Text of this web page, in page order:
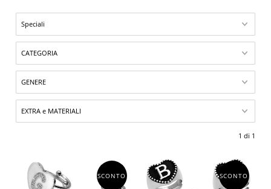
1 di 1
SCONTO SCONTO